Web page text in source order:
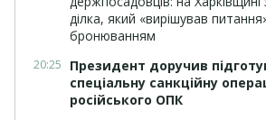
ділка, який «вирішував
бронюванням
20:25
Президент доручив
спеціальну санкційну
російського ОПК